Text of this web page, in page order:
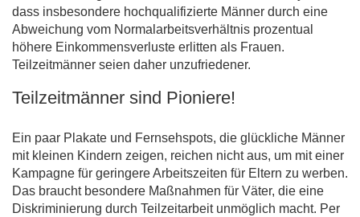
dass insbesondere hochqualifizierte Männer durch eine
Abweichung vom Normalarbeitsverhältnis prozentual
höhere Einkommensverluste erlitten als Frauen.
Teilzeitmänner seien daher unzufriedener.
Teilzeitmänner sind Pioniere!
Ein paar Plakate und Fernsehspots, die glückliche Männer
mit kleinen Kindern zeigen, reichen nicht aus, um mit einer
Kampagne für geringere Arbeitszeiten für Eltern zu werben.
Das braucht besondere Maßnahmen für Väter, die eine
Diskriminierung durch Teilzeitarbeit unmöglich macht. Per